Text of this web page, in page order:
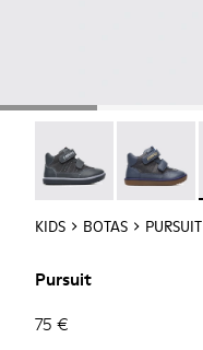
KIDS BOTAS PURSUIT
Pursuit
75 €